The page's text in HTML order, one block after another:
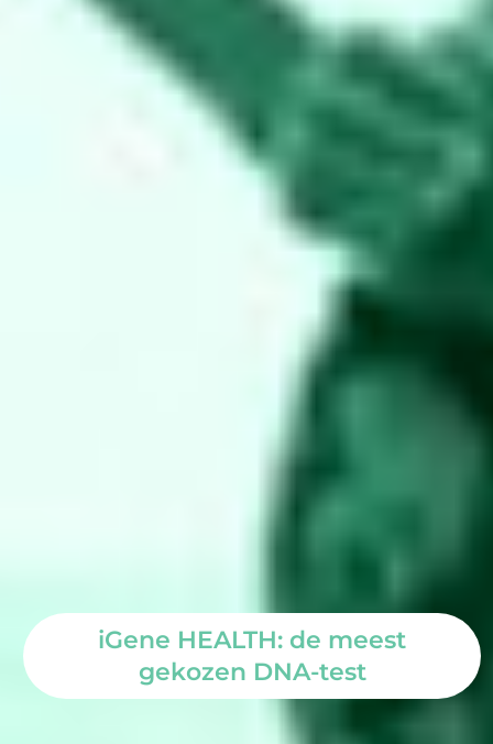
iGene HEALTH: de meest
gekozen DNA-test